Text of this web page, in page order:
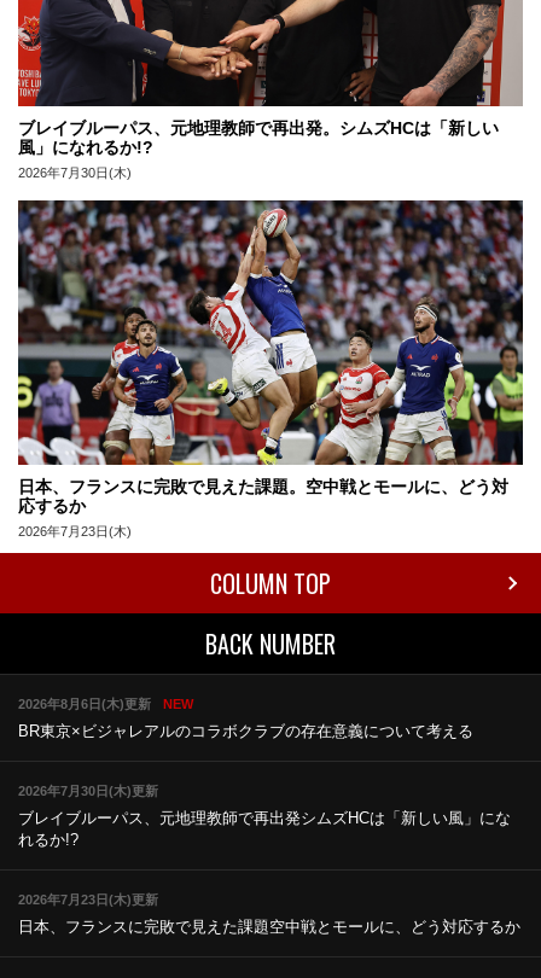
ブレイブルーパス、元地理教師で再出発。シムズHCは「新しい
風」になれるか!?
2026年7月30日(木)
日本、フランスに完敗で見えた課題。空中戦とモールに、どう対
応するか
2026年7月23日(木)
COLUMN TOP
BACK NUMBER
2026年8月6日(木)更新 NEW
BR東京×ビジャレアルのコラボクラブの存在意義について考える
2026年7月30日(木)更新
ブレイブルーパス、元地理教師で再出発シムズHCは「新しい風」にな
れるか!?
2026年7月23日(木)更新
日本、フランスに完敗で見えた課題空中戦とモールに、どう対応するか